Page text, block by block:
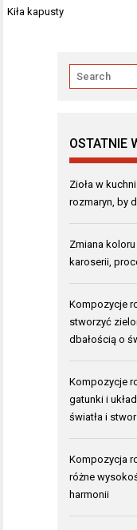
Nawigacja
Kiła kapusty
OSTATNIE
Zioła w
rozmaryn, by
Zmiana
karoserii,
Kompozycje
stworzyć
dbałością o
Kompozycje
gatunki i
światła i
Kompozycja
różne
harmonii